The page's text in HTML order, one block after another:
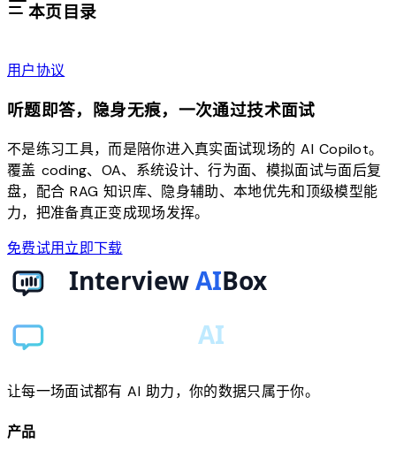
本页目录
用户协议
听题即答，隐身无痕，一次通过技术面试
不是练习工具，而是陪你进入真实面试现场的 AI Copilot。
覆盖 coding、OA、系统设计、行为面、模拟面试与面后复
盘，配合 RAG 知识库、隐身辅助、本地优先和顶级模型能
力，把准备真正变成现场发挥。
免费试用立即下载
让每一场面试都有 AI 助力，你的数据只属于你。
产品